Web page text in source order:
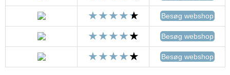
Besøg webshop
Besøg webshop
Besøg webshop